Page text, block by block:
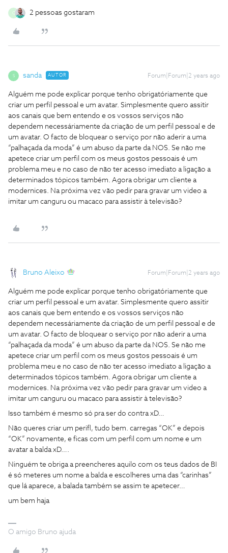
2 pessoas gostaram
S sanda AUTOR Forum|Forum|2 years ago
Alguém me pode explicar porque tenho obrigatóriamente que
criar um perfil pessoal e um avatar. Simplesmente quero assitir
aos canais que bem entendo e os vossos serviços não
dependem necessáriamente da criação de um perfil pessoal e de
um avatar. O facto de bloquear o serviço por não aderir a uma
“palhaçada da moda” é um abuso da parte da NOS. Se não me
apetece criar um perfil com os meus gostos pessoais é um
problema meu e no caso de não ter acesso imediato a ligação a
determinados tópicos também. Agora obrigar um cliente a
modernices. Na próxima vez vão pedir para gravar um video a
imitar um canguru ou macaco para assistir à televisão?
Bruno Aleixo Forum|Forum|2 years ago
Alguém me pode explicar porque tenho obrigatóriamente que
criar um perfil pessoal e um avatar. Simplesmente quero assitir
aos canais que bem entendo e os vossos serviços não
dependem necessáriamente da criação de um perfil pessoal e de
um avatar. O facto de bloquear o serviço por não aderir a uma
“palhaçada da moda” é um abuso da parte da NOS. Se não me
apetece criar um perfil com os meus gostos pessoais é um
problema meu e no caso de não ter acesso imediato a ligação a
determinados tópicos também. Agora obrigar um cliente a
modernices. Na próxima vez vão pedir para gravar um video a
imitar um canguru ou macaco para assistir à televisão?
Isso também é mesmo só pra ser do contra xD…
Não queres criar um perifl, tudo bem. carregas “OK” e depois
“OK” novamente, e ficas com um perfil com um nome e um
avatar a balda xD….
Ninguém te obriga a preencheres aquilo com os teus dados de BI
é só meteres um nome a balda e escolheres uma das “carinhas”
que lá aparece, a balada também se assim te apetecer…
um bem haja
O amigo Bruno ajuda